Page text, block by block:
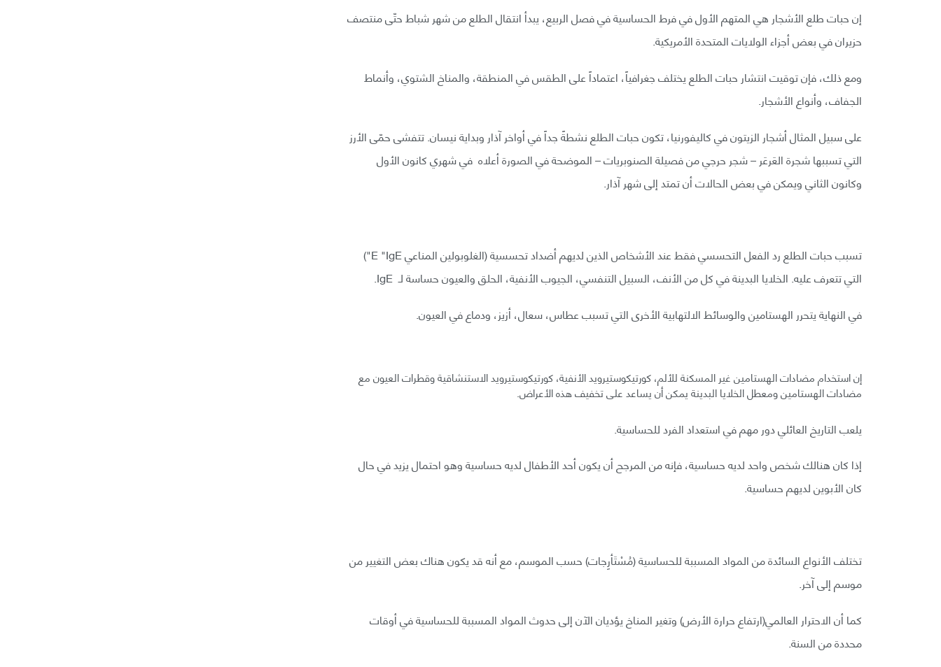
إن حبات طلع الأشجار هي المتهم الأول في فرط الحساسية في فصل الربيع، يبدأ انتقال الطلع من شهر شباط حتّى منتصف
حزيران في بعض أجزاء الولايات المتحدة الأمريكية.
ومع ذلك، فإن توقيت انتشار حبات الطلع يختلف جغرافياً، اعتماداً على الطقس في المنطقة، والمناخ الشتوي، وأنماط
الجفاف، وأنواع الأشجار.
على سبيل المثال أشجار الزيتون في كاليفورنيا، تكون حبات الطلع نشطةً جداً في أواخر آذار وبداية نيسان. تتفشى حمّى الأرز
التي تسببها شجرة العَرعَر – شجر حرجي من فصيلة الصنوبريات – الموضحة في الصورة أعلاه في شهري كانون الأول
وكانون الثاني ويمكن في بعض الحالات أن تمتد إلى شهر آذار.
تسبب حبات الطلع رد الفعل التحسسي فقط عند الأشخاص الذين لديهم أضداد تحسسية (الغلوبولين المناعي E "IgE")
التي تتعرف عليه. الخلايا البدينة في كل من الأنف، السبيل التنفسي، الجيوب الأنفية، الحلق والعيون حساسة لـ IgE.
في النهاية يتحرر الهستامين والوسائط الالتهابية الأخرى التي تسبب عطاس، سعال، أزيز، ودماع في العيون.
إن استخدام مضادات الهستامين غير المسكنة للألم، كورتيكوستيرويد‎ الأنفية، كورتيكوستيرويد‎ الاستنشاقية وقطرات العيون مع
مضادات الهستامين ومعطل الخلايا البدينة يمكن أن يساعد على تخفيف هذه الأعراض.
يلعب التاريخ العائلي دور مهم في استعداد الفرد للحساسية.
إذا كان هنالك شخص واحد لديه حساسية، فإنه من المرجح أن يكون أحد الأطفال لديه حساسية وهو احتمال يزيد في حال
كان الأبوين لديهم حساسية.
تختلف الأنواع السائدة من المواد المسببة للحساسية (مُسْتَأرِجات) حسب الموسم، مع أنه قد يكون هناك بعض التغيير من
موسم إلى آخر.
كما أن الاحترار العالمي(ارتفاع حرارة الأرض) وتغير المناخ يؤديان الآن إلى حدوث المواد المسببة للحساسية في أوقات
محددة من السنة.